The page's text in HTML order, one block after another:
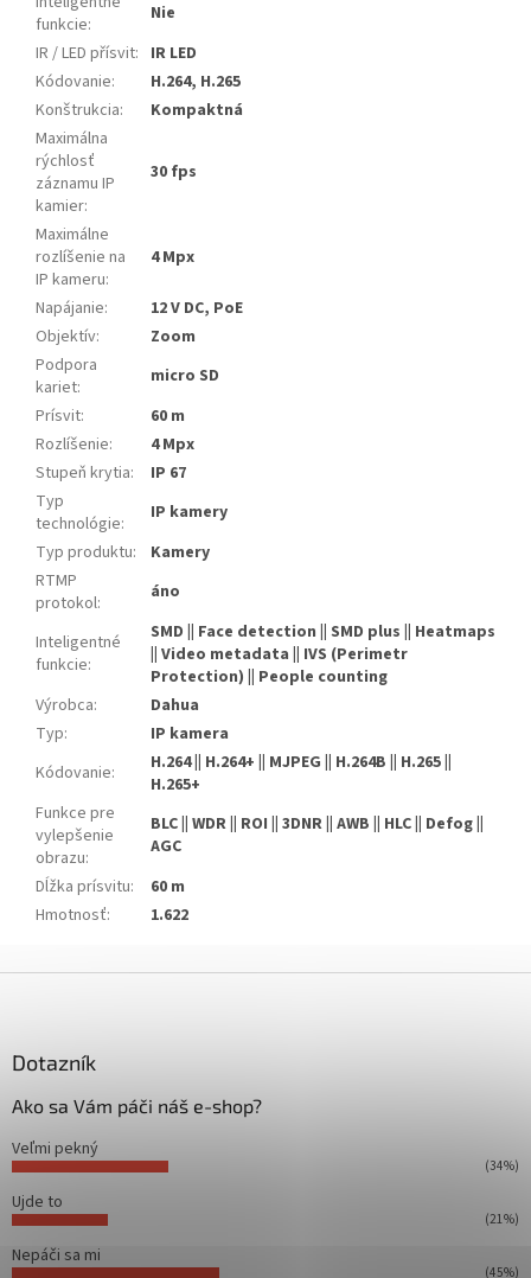
funkcie:
Nie
IR / LED přísvit: IR LED
Kódovanie:
H.264, H.265
Konštrukcia:
Kompaktná
Maximálna
rýchlosť
záznamu IP
kamier:
30 fps
Maximálne
rozlíšenie na
IP kameru:
4 Mpx
Napájanie:
12 V DC, PoE
Objektív:
Zoom
Podpora
kariet:
micro SD
Prísvit:
60 m
Rozlíšenie:
4 Mpx
Stupeň krytia:
IP 67
Typ
technológie:
IP kamery
Typ produktu:
Kamery
RTMP
protokol: áno
Inteligentné
funkcie:
SMD || Face detection || SMD plus || Heatmaps
|| Video metadata || IVS (Perimetr
Protection) || People counting
Výrobca:
Dahua
Typ:
IP kamera
Kódovanie:
H.264 || H.264+ || MJPEG || H.264B || H.265 ||
H.265+
Funkce pre
vylepšenie
obrazu:
BLC || WDR || ROI || 3DNR || AWB || HLC || Defog ||
AGC
Dĺžka prísvitu:
60 m
Hmotnosť: 1.622
Dotazník
Ako sa Vám páči náš e-shop?
Veľmi pekný
(34%)
Ujde to
(21%)
Nepáči sa mi
(45%)